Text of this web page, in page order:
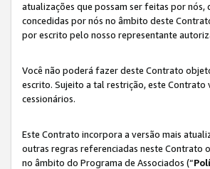
atualizações que possam ser feitas por
concedidas por nós no âmbito deste
por escrito pelo nosso representante
Você não poderá fazer deste Contrato
escrito. Sujeito a tal restrição, este Contrato
cessionários.
Este Contrato incorpora a versão mais
outras regras referenciadas neste Contrato
no âmbito do Programa de Associados (“